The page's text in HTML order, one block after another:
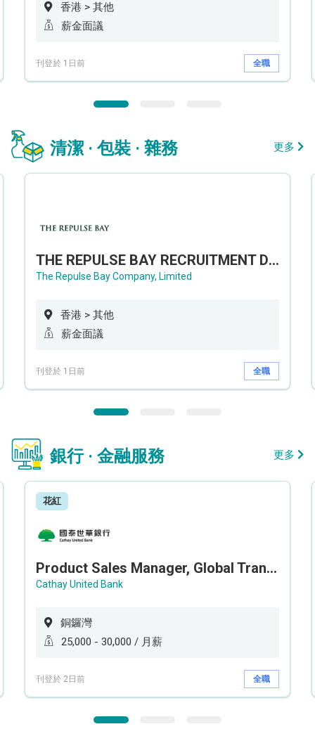
香港 > 其他
薪金面議
刊登於 1日前 全職
清潔 · 包裝 · 雜務 更多
THE REPULSE BAY RECRUITMENT DAY 淺水灣影灣園人才招聘會
The Repulse Bay Company, Limited
香港 > 其他
薪金面議
刊登於 1日前 全職
銀行 · 金融服務 更多
花紅
Product Sales Manager, Global Transaction Service (GTS)
Cathay United Bank
銅鑼灣
25,000 - 30,000 / 月薪
刊登於 2日前 全職